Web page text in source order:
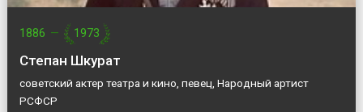
1886 — 1973
Степан Шкурат
советский актер театра и кино, певец, Народный артист
РСФСР